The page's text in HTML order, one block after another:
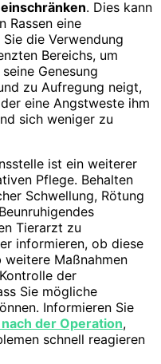
. Dies kann
Rassen eine
die Verwendung
Bereichs, um
Genesung
zu Aufregung neigt,
eine Angstweste ihm
sich weniger zu
ist ein weiterer
Pflege. Behalten
Schwellung, Rötung
Tierarzt zu
informieren, ob diese
Maßnahmen
der
Sie mögliche
Informieren Sie
der Operation,
schnell reagieren